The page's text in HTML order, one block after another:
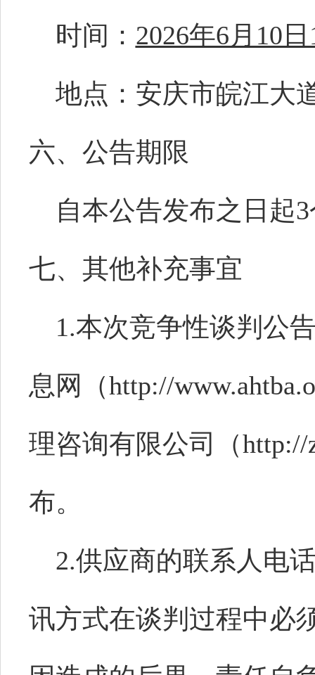
时间： 2026年6月10
地点：安庆市皖江大
六、公告期限
自本公告发布之日起3
七、 其他补充事宜
1.本次竞争性谈判公
息网（http://
理咨询有限公司（http://
布。
2.供应商的联系人电
讯方式在谈判 过程中必